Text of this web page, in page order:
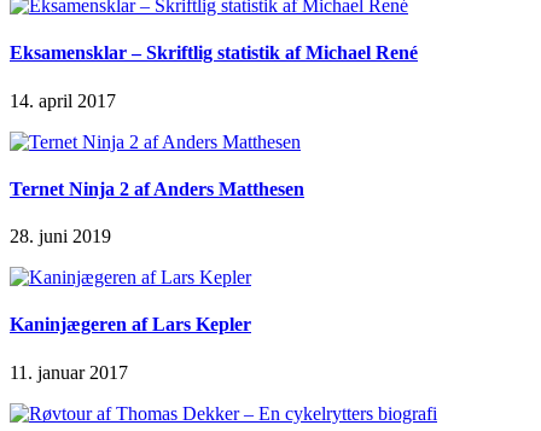
Eksamensklar – Skriftlig statistik af Michael René
14. april 2017
Ternet Ninja 2 af Anders Matthesen
28. juni 2019
Kaninjægeren af Lars Kepler
11. januar 2017